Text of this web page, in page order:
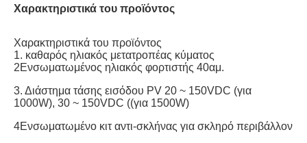
Χαρακτηριστικά του προϊόντος
Χαρακτηριστικά του προϊόντος
1. καθαρός ηλιακός μετατροπέας κύματος
2Ενσωματωμένος ηλιακός φορτιστής 40αμ.
3. Διάστημα τάσης εισόδου PV 20 ~ 150VDC (για
1000W), 30 ~ 150VDC ((για 1500W)
4Ενσωματωμένο κιτ αντι-σκλήνας για σκληρό περιβάλλον